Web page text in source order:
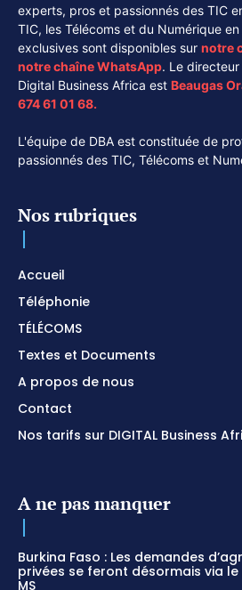
experts, pros et passionnés des TIC
TIC, les Télécoms et du Numérique
exclusives sont disponibles sur notre
notre chaîneWhatsApp. Le
Digital Business Africa est Beaugas
674 61 01 68.
L'équipe de DBA est constituée de
passionnés des TIC, Télécoms et
Nos rubriques
Accueil
Téléphonie
TÉLÉCOMS
Textes et Documents
A propos de nous
Contact
Nos tarifs sur DIGITAL Business
A ne pas manquer
Burkina Faso : Les demandes
privées se feront désormais via le
MS